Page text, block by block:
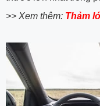
>> Xem thêm: Thảm